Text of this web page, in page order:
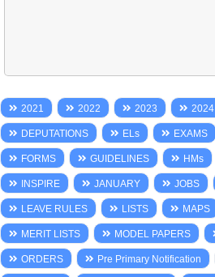
2021 2022 2023 2024
DEPUTATIONS ELs EXAMS
FORMS GUIDELINES HMs
INSPIRE JANUARY JOBS
LEAVE RULES LISTS MAPS
MERIT LISTS MODEL PAPERS
ORDERS Pre Primary Notification